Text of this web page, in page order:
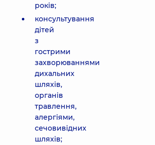
років;
консультування
дітей
з
гострими
захворюваннями
дихальних
шляхів,
органів
травлення,
алергіями,
сечовивідних
шляхів;